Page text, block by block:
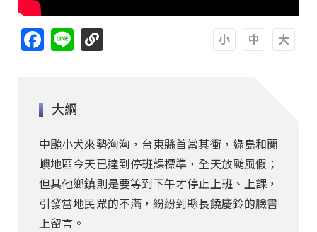
Facebook
Line
大綱
中颱小犬來勢洶洶，台東縣首當其衝，綠島和蘭
嶼地區今天已達到停班課標準，全天放颱風假；
但其他鄉鎮則是要等到下午才停止上班、上課，
引發當地民眾的不滿，紛紛到縣長饒慶鈴的臉書
上留言。